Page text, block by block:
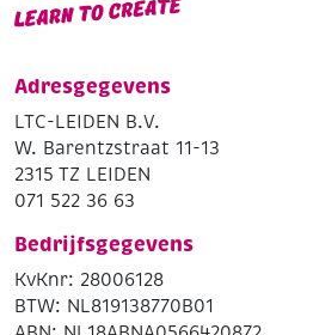
Adresgegevens
LTC-LEIDEN B.V.
W. Barentzstraat 11-13
2315 TZ LEIDEN
071 522 36 63
Bedrijfsgegevens
KvKnr: 28006128
BTW: NL819138770B01